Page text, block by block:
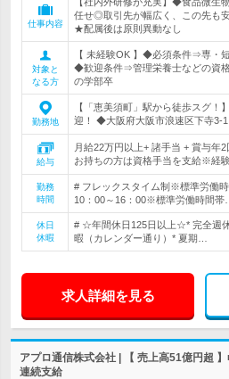
仕事内容
任せ◎取引先が幅広く、この先も
★配属後は原則異動なし
対象と
なる方
【 未経験OK 】◆必須条件⇒専・
◆歓迎条件⇒管理栄養士などの資
の学部卒
勤務地
【「恵美須町」駅から徒歩スグ
迎！ ◆大阪府大阪市浪速区下寺3-
給与
月給22万円以上+ 諸手当 + 賞与年
お持ちの方は資格手当を支給※経
勤務
時間
# フレックスタイム制※標準労働
10：00～16：00※標準労働時間帯…
休日
休暇
# ☆年間休日125日以上☆* 完全週
暇（カレンダー通り）* 夏期…
求人詳細を見る
アプロ通信株式会社 | 【 売上高51億円超
連続支給